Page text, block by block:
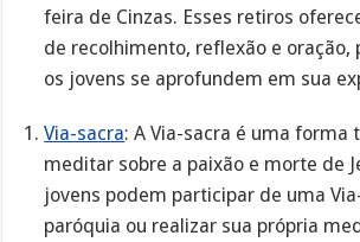
feira de Cinzas. Esses retiros
de recolhimento, reflexão e oração,
os jovens se aprofundem em sua
Via-sacra: A Via-sacra é uma forma
meditar sobre a paixão e morte de
jovens podem participar de uma
paróquia ou realizar sua própria